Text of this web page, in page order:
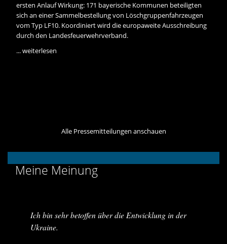
ersten Anlauf Wirkung: 171 bayerische Kommunen beteiligten
sich an einer Sammelbestellung von Löschgruppenfahrzeugen
vom Typ LF10. Koordiniert wird die europaweite Ausschreibung
durch den Landesfeuerwehrverband.
...weiterlesen
Alle Pressemitteilungen anschauen
Meine Meinung
Ich bin sehr betoffen über die Entwicklung in der
Ukraine.